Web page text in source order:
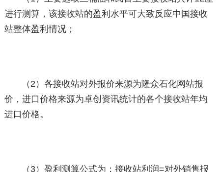
进行测算，该接收站的盈利水平可大致反应中国接收
站整体盈利情况；
（2）各接收站对外报价来源为隆众石化网站报
价，进口价格来源为卓创资讯统计的各个接收站年均
进口价格。
（3）盈利测算公式为：接收站利润=对外销售报